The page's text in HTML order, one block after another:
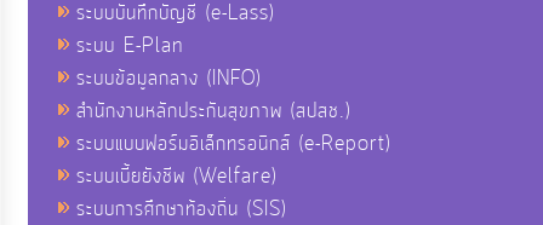
ระบบบันทึกบัญชี (e-Lass)
ระบบ E-Plan
ระบบข้อมูลกลาง (INFO)
สำนักงานหลักประกันสุขภาพ (สปสช.)
ระบบแบบฟอร์มอิเล็กทรอนิกส์ (e-Report)
ระบบเบี้ยยังชีพ (Welfare)
ระบบการศึกษาท้องถิ่น (SIS)